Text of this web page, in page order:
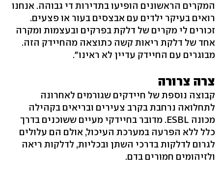
המקרים הראשונים הופיעו בתדירות די גבוהה. אנחנו
רואים בעיקר ילדים עם אבצסים בעור או פצעים.
זכורים לי מקרים של דלקת בפרקים ובעצמות ומקרה
אחד של דלקת ריאות קשה כתוצאה מהחיידק הזה.
מבוגרים עם החיידק עדיין לא ראינו‭."‬
צרה צרורה
קבוצה נוספת של חיידקים שגורמים לאחרונה
לתחלואה נרחבת בקרב צעירים ובריאים בקהילה
מכונה ‭.ESBL‬ מדובר בחיידקי מעיים ששוכנים בדרך
כלל ללא הפרעה במערכת העיכול, אולם הם עלולים
לגרום לדלקות בדרכי השתן ובכליות, לדלקות ריאה
ולזיהומים חמורים בדם.